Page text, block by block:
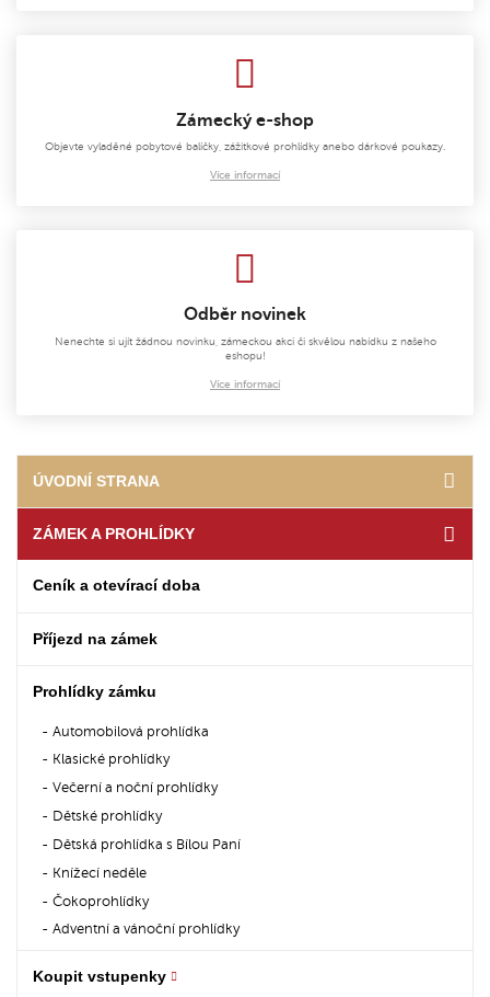
Zámecký e-shop
Objevte vyladěné pobytové balíčky, zážitkové prohlídky anebo dárkové poukazy.
Více informací
Odběr novinek
Nenechte si ujít žádnou novinku, zámeckou akci či skvělou nabídku z našeho
eshopu!
Více informací
ÚVODNÍ STRANA
ZÁMEK A PROHLÍDKY
Ceník a otevírací doba
Příjezd na zámek
Prohlídky zámku
Automobilová prohlídka
Klasické prohlídky
Večerní a noční prohlídky
Dětské prohlídky
Dětská prohlídka s Bílou Paní
Knížecí neděle
Čokoprohlídky
Adventní a vánoční prohlídky
Koupit vstupenky